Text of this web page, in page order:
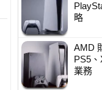
略
AMD
PS5
業務